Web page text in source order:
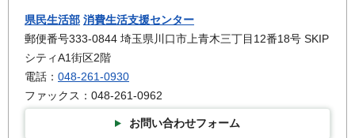
県民生活部 消費生活支援センター
郵便番号333-0844 埼玉県川口市上青木三丁目12番18号 SKIP
シティA1街区2階
電話： 048-261-0930
ファックス：048-261-0962
お問い合わせフォーム